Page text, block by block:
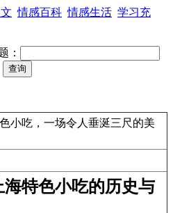
情感百科 情感生活 学习充
：
小吃，一场令人垂涎三尺的美
特色小吃的历史与